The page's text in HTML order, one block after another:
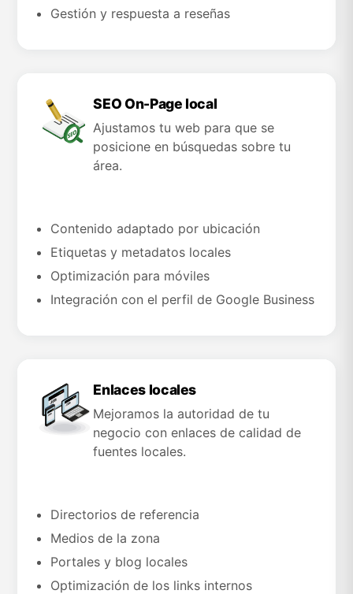
Gestión y respuesta a reseñas
SEO On-Page local
Ajustamos tu web para que se
posicione en búsquedas sobre tu
área.
Contenido adaptado por ubicación
Etiquetas y metadatos locales
Optimización para móviles
Integración con el perfil de Google Business
Enlaces locales
Mejoramos la autoridad de tu
negocio con enlaces de calidad de
fuentes locales.
Directorios de referencia
Medios de la zona
Portales y blog locales
Optimización de los links internos